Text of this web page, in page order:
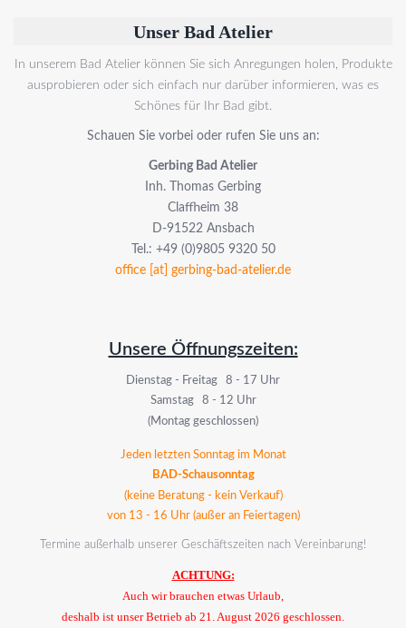
Unser Bad Atelier
In unserem Bad Atelier können Sie sich Anregungen holen, Produkte
ausprobieren oder sich einfach nur darüber informieren, was es
Schönes für Ihr Bad gibt.
Schauen Sie vorbei oder rufen Sie uns an:
Gerbing Bad Atelier
Inh. Thomas Gerbing
Claffheim 38
D-91522 Ansbach
Tel.: +49 (0)9805 9320 50
office [at] gerbing-bad-atelier.de
Unsere Öffnungszeiten:
Dienstag - Freitag 8 - 17 Uhr
Samstag 8 - 12 Uhr
(Montag geschlossen)
Jeden letzten Sonntag im Monat
BAD-Schausonntag
(keine Beratung - kein Verkauf)
von 13 - 16 Uhr (außer an Feiertagen)
Termine außerhalb unserer Geschäftszeiten nach Vereinbarung!
ACHTUNG:
Auch wir brauchen etwas Urlaub,
deshalb ist unser Betrieb ab 21. August 2026 geschlossen.